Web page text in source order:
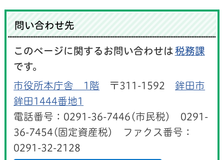
問い合わせ先
このページに関するお問い合わせは 税務課
です。
市役所本庁舎 1階 〒311-1592 鉾田市
鉾田1444番地1
電話番号：0291-36-7446(市民税) 0291-
36-7454(固定資産税) ファクス番号：
0291-32-2128